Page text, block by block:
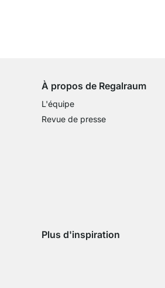
À propos de Regalraum
L'équipe
Revue de presse
Plus d'inspiration